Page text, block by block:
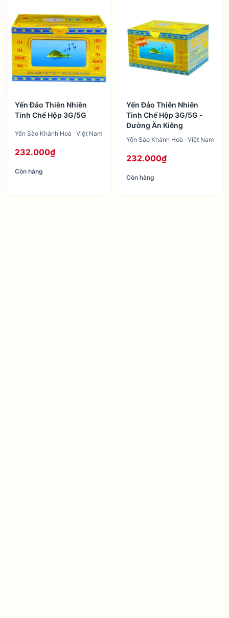
Yến Đảo Thiên Nhiên
Tinh Chế Hộp 3G/5G
Yến Sào Khánh Hoà · Việt Nam
232.000₫
Còn hàng
Yến Đảo Thiên Nhiên
Tinh Chế Hộp 3G/5G -
Đường Ăn Kiêng
Yến Sào Khánh Hoà · Việt Nam
232.000₫
Còn hàng